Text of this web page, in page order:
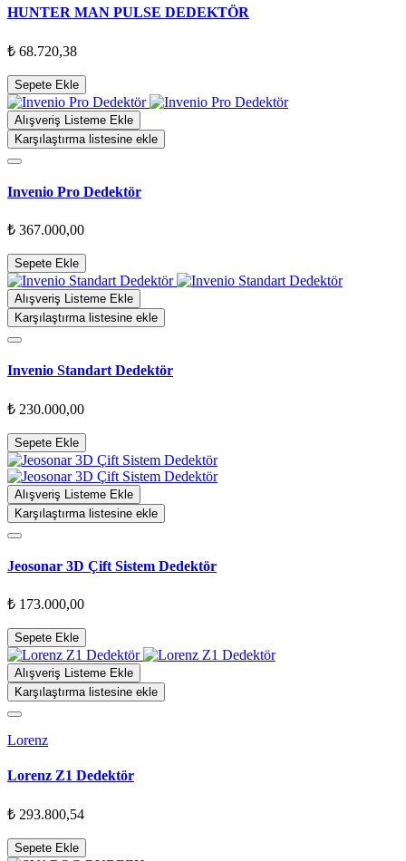
HUNTER MAN PULSE DEDEKTÖR
₺ 68.720,38
Sepete Ekle
Alışveriş Listeme Ekle
Karşılaştırma listesine ekle
Invenio Pro Dedektör
₺ 367.000,00
Sepete Ekle
Alışveriş Listeme Ekle
Karşılaştırma listesine ekle
Invenio Standart Dedektör
₺ 230.000,00
Sepete Ekle
Alışveriş Listeme Ekle
Karşılaştırma listesine ekle
Jeosonar 3D Çift Sistem Dedektör
₺ 173.000,00
Sepete Ekle
Alışveriş Listeme Ekle
Karşılaştırma listesine ekle
Lorenz
Lorenz Z1 Dedektör
₺ 293.800,54
Sepete Ekle